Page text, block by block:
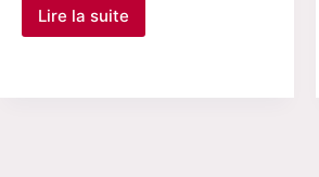
Lire la suite
Le